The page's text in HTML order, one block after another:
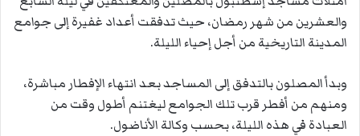
والعشرين من شهر رمضان، حيث تدفقت أعداد غفيرة إلى جوامع
المدينة التاريخية من أجل إحياء الليلة.
وبدأ المصلون بالتدفق إلى المساجد بعد انتهاء الإفطار مباشرة،
ومنهم من أفطر قرب تلك الجوامع ليغتنم أطول وقت من
العبادة في هذه الليلة، بحسب وكالة الأناضول.